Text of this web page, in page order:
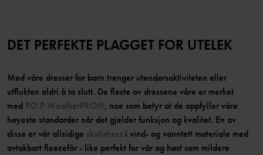
DET PERFEKTE PLAGGET FOR UTELEK
Med våre dresser for barn trenger utendørsaktiviteten eller
utflukten aldri å ta slutt. De fleste av dressene våre er merket
med PO.P WeatherPRO®, noe som betyr at de oppfyller våre
høyeste standarder når det gjelder funksjon og kvalitet. En av
disse er vår allsidige skalldress i vind- og vanntett materiale med
avtakbart fleecefôr - like perfekt for vår og høst som mildere